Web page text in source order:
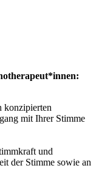
konzipierten
mit Ihrer Stimme
und
der Stimme sowie an